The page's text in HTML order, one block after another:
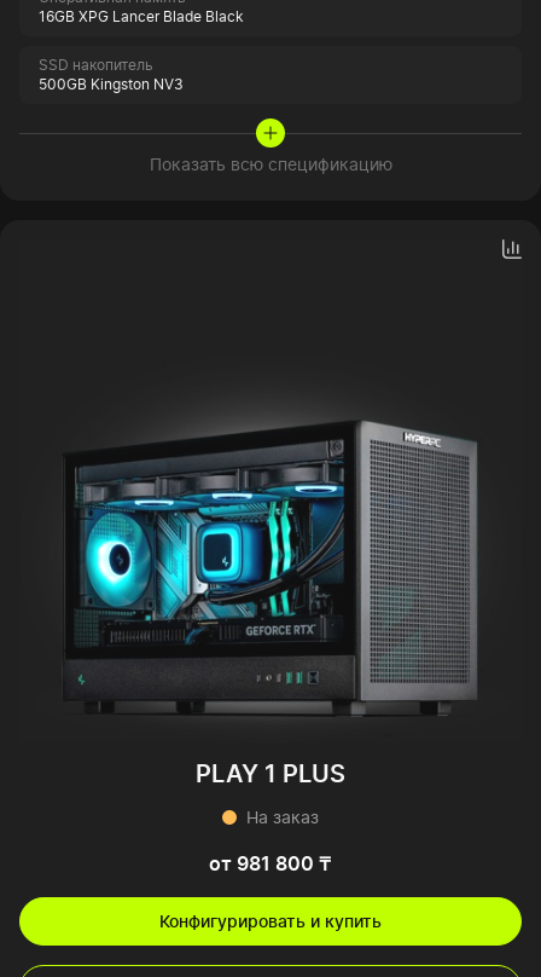
16GB XPG Lancer Blade Black
SSD накопитель
500GB Kingston NV3
Показать всю спецификацию
PLAY 1 PLUS
На заказ
от 981 800 ₸
Конфигурировать и купить